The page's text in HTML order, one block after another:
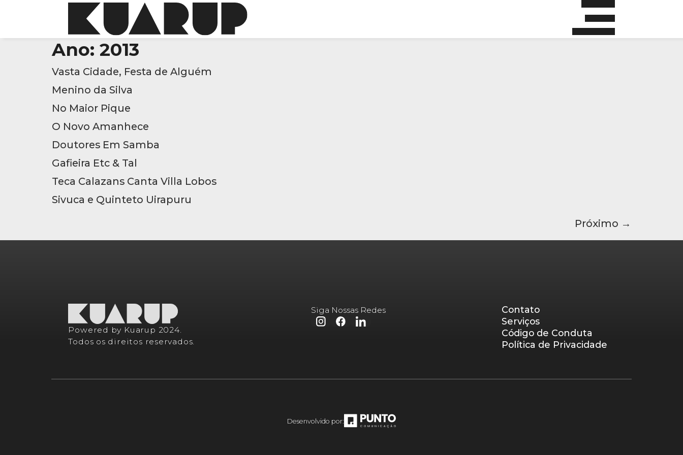
Ano: 2013
Vasta Cidade, Festa de Alguém
Menino da Silva
No Maior Pique
O Novo Amanhece
Doutores Em Samba
Gafieira Etc & Tal
Teca Calazans Canta Villa Lobos
Sivuca e Quinteto Uirapuru
Próximo →
Powered by Kuarup 2024.
Todos os direitos reservados.
Siga Nossas Redes
Contato
Serviços
Código de Conduta
Política de Privacidade
Desenvolvido por: